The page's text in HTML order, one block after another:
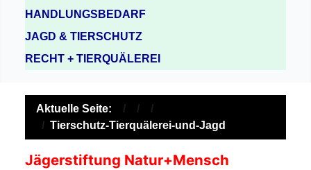
HANDLUNGSBEDARF
JAGD & TIERSCHUTZ
RECHT + TIERQUÄLEREI
Aktuelle Seite:
Tierschutz-Tierquälerei-und-Jagd
Jägerstiftung Natur+Mensch